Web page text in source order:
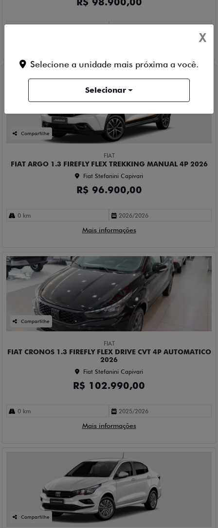
Compartilhe
FIAT
FIAT ARGO 1.3 FIREFLY FLEX TREKKING MANUAL 4P 2026
Fiat Stefanini Capivari
R$ 96.900,00
0 km 2026/2026
Mais informações
Compartilhe
FIAT
FIAT CRONOS 1.3 FIREFLY FLEX DRIVE CVT 4P AUTOMATICO
2026
Fiat Stefanini Capivari
R$ 102.990,00
0 km 2025/2026
Mais informações
Compartilhe
X
Selecione a unidade mais próxima a você.
Selecionar